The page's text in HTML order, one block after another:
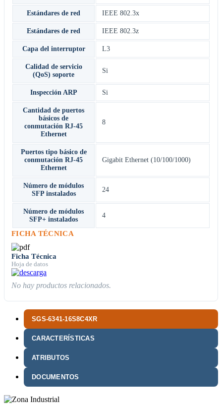
SGS-6341-16S8C4XR
CARACTERÍSTICAS
ATRIBUTOS
DOCUMENTOS
Estándares de red IEEE 802.3x
Estándares de red IEEE 802.3z
Capa del interruptor L3
Calidad de servicio
(QoS) soporte
Si
Inspección ARP Si
Cantidad de puertos
básicos de
conmutación RJ-45
Ethernet
8
Puertos tipo básico de
conmutación RJ-45
Ethernet
Gigabit Ethernet (10/100/1000)
Número de módulos
SFP instalados
24
Número de módulos
SFP+ instalados
4
FICHA TÉCNICA
Ficha Técnica
Hoja de datos
No hay productos relacionados.